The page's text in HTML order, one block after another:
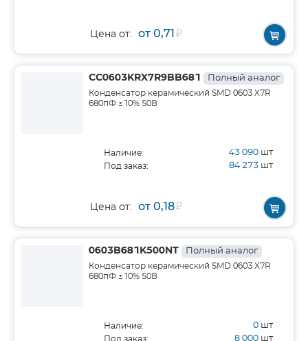
Цена от: от 0,71₽
CC0603KRX7R9BB681 Полный аналог
Конденсатор керамический SMD 0603 X7R
680пФ ±10% 50В
Наличие: 43 090 шт
Под заказ: 84 273 шт
Цена от: от 0,18₽
0603B681K500NT Полный аналог
Конденсатор керамический SMD 0603 X7R
680пФ ±10% 50В
Наличие: 0 шт
Под заказ: 8 000 шт